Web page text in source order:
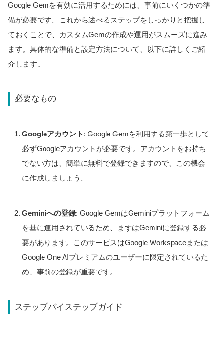
Google Gemを有効に活用するためには、事前にいくつかの準
備が必要です。これから述べるステップをしっかりと把握し
ておくことで、カスタムGemの作成や運用がスムーズに進み
ます。具体的な準備と設定方法について、以下に詳しくご紹
介します。
必要なもの
Googleアカウント : Google Gemを利用する第一歩として
必ずGoogleアカウントが必要です。アカウントをお持ち
でない方は、簡単に無料で登録できますので、この機会
に作成しましょう。
Geminiへの登録: Google GemはGeminiプラットフォーム
を基に運用されているため、まずはGeminiに登録する必
要があります。このサービスはGoogle Workspaceまたは
Google One AIプレミアムのユーザーに限定されているた
め、事前の登録が重要です。
ステップバイステップガイド